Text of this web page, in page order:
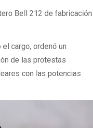
Bell 212 de fabricación
cargo, ordenó un
de las protestas
con las potencias